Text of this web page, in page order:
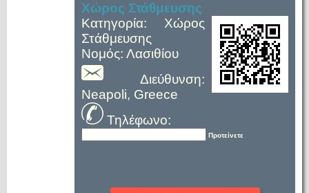
Χώρος Στάθμευσης
Κατηγορία: Χώρος
Στάθμευσης
Νομός: Λασιθίου
Διεύθυνση:
Neapoli, Greece
Τηλέφωνο:
Προτείνετε